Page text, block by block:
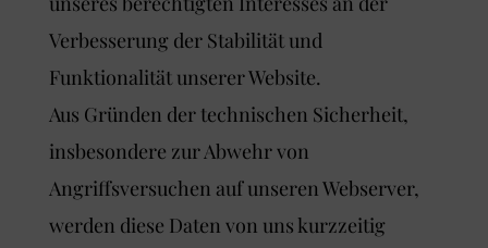
Verbesserung der Stabilität und
Funktionalität unserer Website.
Aus Gründen der technischen Sicherheit,
insbesondere zur Abwehr von
Angriffsversuchen auf unseren Webserver,
werden diese Daten von uns kurzzeitig